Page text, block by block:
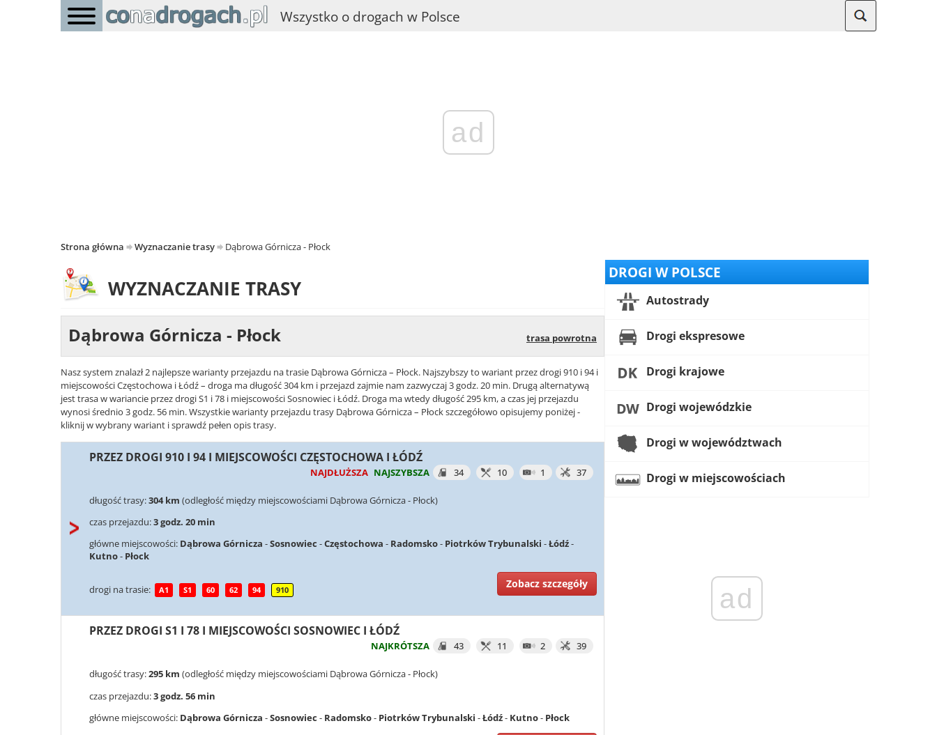
Wszystko o drogach w Polsce
ad
Strona główna Wyznaczanie trasy Dąbrowa Górnicza - Płock
WYZNACZANIE TRASY
Dąbrowa Górnicza - Płock trasa powrotna
Nasz system znalazł 2 najlepsze warianty przejazdu na trasie Dąbrowa Górnicza – Płock. Najszybszy to wariant przez drogi 910 i 94 i
miejscowości Częstochowa i Łódź – droga ma długość 304 km i przejazd zajmie nam zazwyczaj 3 godz. 20 min. Drugą alternatywą
jest trasa w wariancie przez drogi S1 i 78 i miejscowości Sosnowiec i Łódź. Droga ma wtedy długość 295 km, a czas jej przejazdu
wynosi średnio 3 godz. 56 min. Wszystkie warianty przejazdu trasy Dąbrowa Górnicza – Płock szczegółowo opisujemy poniżej -
kliknij w wybrany wariant i sprawdź pełen opis trasy.
PRZEZ DROGI 910 I 94 I MIEJSCOWOŚCI CZĘSTOCHOWA I ŁÓDŹ
NAJDŁUŻSZA NAJSZYBSZA 34 10 1 37
długość trasy:304 km (odległość między miejscowościami Dąbrowa Górnicza - Płock)
czas przejazdu:3 godz. 20 min
główne miejscowości: Dąbrowa Górnicza -Sosnowiec -Częstochowa - Radomsko- Piotrków Trybunalski -Łódź-
Kutno- Płock
drogi na trasie: A1 S1 60 62 94 910
Zobacz szczegóły
PRZEZ DROGI S1 I 78 I MIEJSCOWOŚCI SOSNOWIEC I ŁÓDŹ
NAJKRÓTSZA 43 11 2 39
długość trasy:295 km (odległość między miejscowościami Dąbrowa Górnicza - Płock)
czas przejazdu:3 godz. 56 min
główne miejscowości: Dąbrowa Górnicza -Sosnowiec - Radomsko- Piotrków Trybunalski -Łódź- Kutno- Płock
DROGI W POLSCE
Autostrady
Drogi ekspresowe
Drogi krajowe
Drogi wojewódzkie
Drogi w województwach
Drogi w miejscowościach
ad